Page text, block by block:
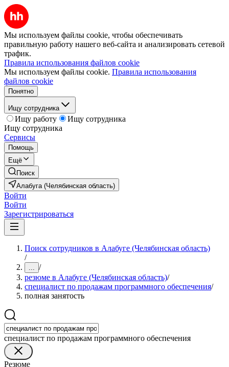
Мы используем файлы cookie, чтобы обеспечивать
правильную работу нашего веб-сайта и анализировать сетевой
трафик.
Правила использования файлов cookie
Мы используем файлы cookie. Правила использования
файлов cookie
Понятно
Ищу сотрудника
Ищу работу
Ищу сотрудника
Ищу сотрудника
Сервисы
Помощь
Ещё
Поиск
Алабуга (Челябинская область)
Войти
Войти
Зарегистрироваться
Поиск сотрудников в Алабуге (Челябинская область)
/
... /
резюме в Алабуге (Челябинская область)/
специалист по продажам программного обеспечения/
полная занятость
специалист по продажам программного обеспечения
Резюме